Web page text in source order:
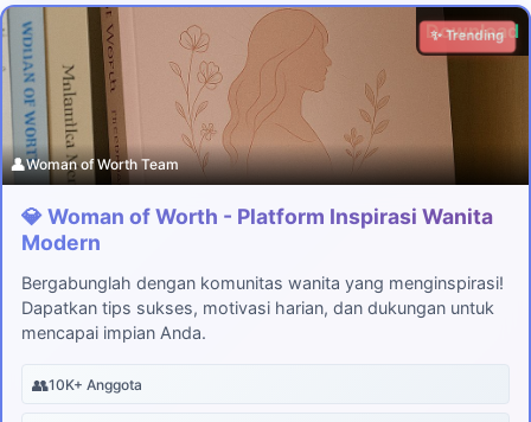
Download
✨ Trending
👤Woman of Worth Team
💎 Woman of Worth - Platform Inspirasi Wanita
Modern
Bergabunglah dengan komunitas wanita yang menginspirasi!
Dapatkan tips sukses, motivasi harian, dan dukungan untuk
mencapai impian Anda.
👥10K+ Anggota